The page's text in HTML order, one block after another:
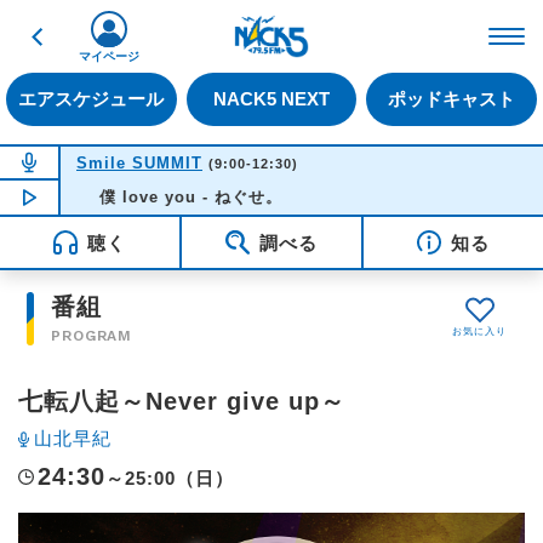
戻る
エアスケジュール NACK5 NEXT ポッドキャスト
マイページ
NOW ON AIR
Smile SUMMIT (9:00-12:30)
NOW PLAYING09:23
僕 love you - ねぐせ。
聴く 調べる 知る
番組
PROGRAM
七転八起～Never give up～
山北早紀
24:30 ～25:00（日）